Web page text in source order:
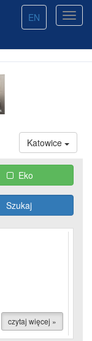
EN
Katowice
Eko
czytaj więcej »